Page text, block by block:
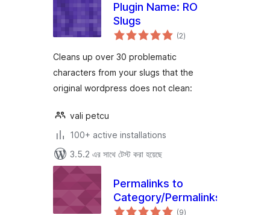
Plugin Name: RO
Slugs
(2total
ratings
)
Cleans up over 30 problematic
characters from your slugs that the
original wordpress does not clean:
vali petcu
100+ active installations
3.5.2 এর সাথে টেস্ট করা হয়েছে
Permalinks to
Category/Permalinks
(9total
)